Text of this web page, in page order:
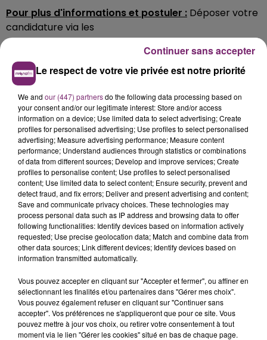
Pour plus d'informations et postuler : Déposer votre
candidature via les
sitescareers.werecruit.iooufr.indeed.com.
Le respect de votre vie privée est notre priorité
We and our (447) partnersdo the following data processing based on
your consent and/or our legitimate interest: Store and/or access
information on a device; Use limited data to select advertising; Create
profiles for personalised advertising; Use profiles to select personalised
advertising; Measure advertising performance; Measure content
performance; Understand audiences through statistics or combinations
of data from different sources; Develop and improve services; Create
profiles to personalise content; Use profiles to select personalised
content; Use limited data to select content; Ensure security, prevent and
detect fraud, and fix errors; Deliver and present advertising and content;
Save and communicate privacy choices. These technologies may
process personal data such as IP address and browsing data to offer
following functionalities: Identify devices based on information actively
requested; Use precise geolocation data; Match and combine data from
other data sources; Link different devices; Identify devices based on
information transmitted automatically.
Vous pouvez accepter en cliquant sur "Accepter et fermer", ou affiner en
sélectionnant les finalités et/ou partenaires dans "Gérer mes choix".
Vous pouvez également refuser en cliquant sur "Continuer sans
accepter". Vos préférences ne s'appliqueront que pour ce site. Vous
pouvez mettre à jour vos choix, ou retirer votre consentement à tout
moment via le lien "Gérer les cookies" situé en bas de chaque page.
Continuer sans accepter